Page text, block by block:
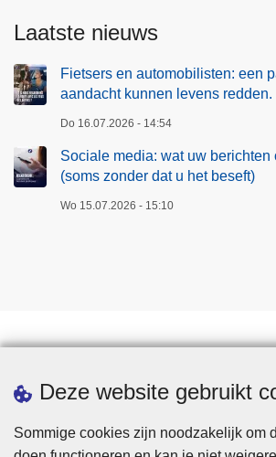
Deze website gebruikt
Sommige cookies zijn noodzakelijk om
Laatste nieuws
Fietsers en automobilisten: een
aandacht kunnen levens redden.
Do 16.07.2026 - 14:54
Sociale media: wat uw berichten
(soms zonder dat u het beseft)
Wo 15.07.2026 - 15:10